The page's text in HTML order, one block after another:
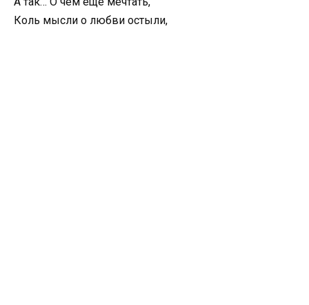
Коль мысли о любви остыли,